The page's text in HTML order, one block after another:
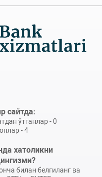
сайтда:
ўтганлар - 0
- 4
хатоликни
билан белгиланг ва